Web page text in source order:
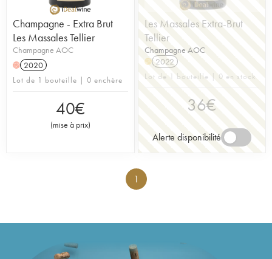
Champagne - Extra Brut
Les Massales Tellier
Champagne AOC
H 2020
Lot de 1 bouteille | 0 enchère
40€
(mise à prix)
Les Massales Extra-Brut
Tellier
Champagne AOC
H 2022
Lot de 1 bouteille | 0 en stock
36€
Alerte disponibilité
1